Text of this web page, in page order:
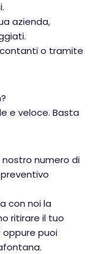
azienda,
o tramite
e veloce. Basta
numero di
con noi la
ritirare il tuo
puoi